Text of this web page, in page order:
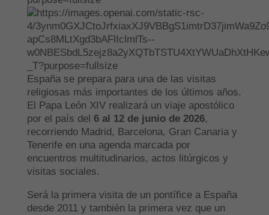
España se prepara para una de las visitas
religiosas más importantes de los últimos años.
El Papa León XIV realizará un viaje apostólico
por el país del 6 al 12 de junio de 2026,
recorriendo Madrid, Barcelona, Gran Canaria y
Tenerife en una agenda marcada por
encuentros multitudinarios, actos litúrgicos y
visitas sociales.
Será la primera visita de un pontífice a España
desde 2011 y también la primera vez que un